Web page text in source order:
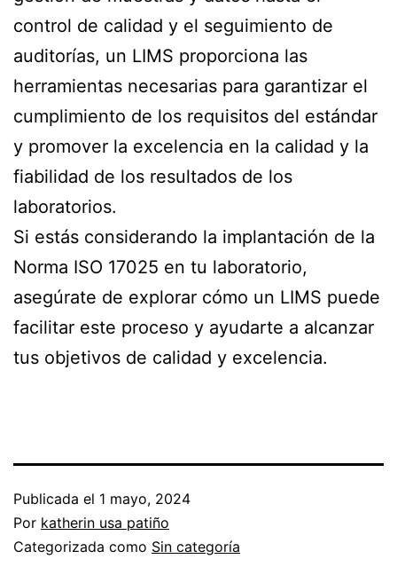
control de calidad y el seguimiento de
auditorías, un LIMS proporciona las
herramientas necesarias para garantizar el
cumplimiento de los requisitos del estándar
y promover la excelencia en la calidad y la
fiabilidad de los resultados de los
laboratorios.
Si estás considerando la implantación de la
Norma ISO 17025 en tu laboratorio,
asegúrate de explorar cómo un LIMS puede
facilitar este proceso y ayudarte a alcanzar
tus objetivos de calidad y excelencia.
Publicada el 1 mayo, 2024
Por katherin usa patiño
Categorizada como Sin categoría